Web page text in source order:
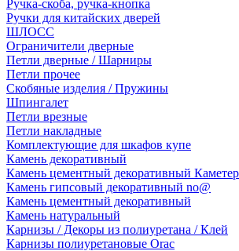
Ручка-скоба, ручка-кнопка
Ручки для китайских дверей
ШЛОСС
Ограничители дверные
Петли дверные / Шарниры
Петли прочее
Скобяные изделия / Пружины
Шпингалет
Петли врезные
Петли накладные
Комплектующие для шкафов купе
Камень декоративный
Камень цементный декоративный
Камень гипсовый декоративный no@
Камень цементный декоративный
Камень натуральный
Карнизы / Декоры из полиуретана / Клей
Карнизы полиуретановые Orac